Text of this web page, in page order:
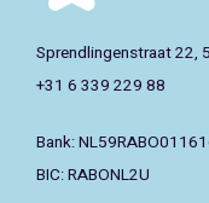
Sprendlingenstraat 22,
+31 6 339 229 88
Bank:
BIC: RABONL2U